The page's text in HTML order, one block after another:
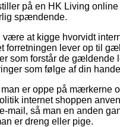
på en HK Living
spændende.
være at kigge hvorvidt
forretningen lever op til
som forstår de gældende
som følge af din
man er oppe på
internet shoppen
mail, så man en anden
er dreng eller pige.